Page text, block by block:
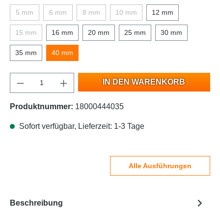
5 mm 6 mm 8 mm 10 mm 12 mm
15 mm 16 mm 20 mm 25 mm 30 mm
35 mm 40 mm
IN DEN WARENKORB
Produktnummer: 18000444035
Sofort verfügbar, Lieferzeit: 1-3 Tage
Alle Ausführungen
Beschreibung